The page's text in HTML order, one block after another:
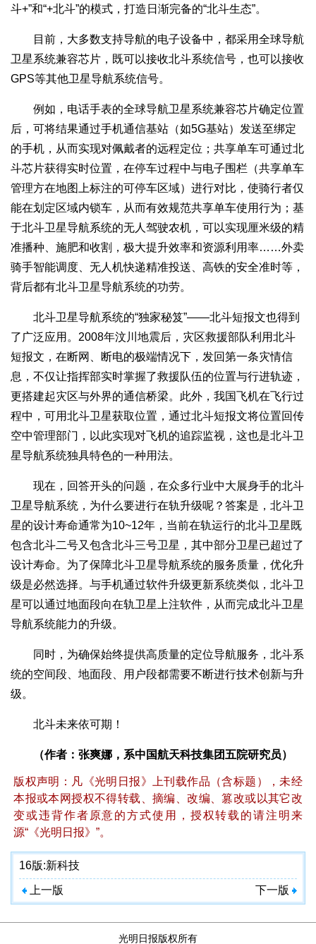
斗+”和“+北斗”的模式，打造日渐完备的“北斗生态”。
目前，大多数支持导航的电子设备中，都采用全球导航
卫星系统兼容芯片，既可以接收北斗系统信号，也可以接收
GPS等其他卫星导航系统信号。
例如，电话手表的全球导航卫星系统兼容芯片确定位置
后，可将结果通过手机通信基站（如5G基站）发送至绑定
的手机，从而实现对佩戴者的远程定位；共享单车可通过北
斗芯片获得实时位置，在停车过程中与电子围栏（共享单车
管理方在地图上标注的可停车区域）进行对比，使骑行者仅
能在划定区域内锁车，从而有效规范共享单车使用行为；基
于北斗卫星导航系统的无人驾驶农机，可以实现厘米级的精
准播种、施肥和收割，极大提升效率和资源利用率……外卖
骑手智能调度、无人机快递精准投送、高铁的安全准时等，
背后都有北斗卫星导航系统的功劳。
北斗卫星导航系统的“独家秘笈”——北斗短报文也得到
了广泛应用。2008年汶川地震后，灾区救援部队利用北斗
短报文，在断网、断电的极端情况下，发回第一条灾情信
息，不仅让指挥部实时掌握了救援队伍的位置与行进轨迹，
更搭建起灾区与外界的通信桥梁。此外，我国飞机在飞行过
程中，可用北斗卫星获取位置，通过北斗短报文将位置回传
空中管理部门，以此实现对飞机的追踪监视，这也是北斗卫
星导航系统独具特色的一种用法。
现在，回答开头的问题，在众多行业中大展身手的北斗
卫星导航系统，为什么要进行在轨升级呢？答案是，北斗卫
星的设计寿命通常为10~12年，当前在轨运行的北斗卫星既
包含北斗二号又包含北斗三号卫星，其中部分卫星已超过了
设计寿命。为了保障北斗卫星导航系统的服务质量，优化升
级是必然选择。与手机通过软件升级更新系统类似，北斗卫
星可以通过地面段向在轨卫星上注软件，从而完成北斗卫星
导航系统能力的升级。
同时，为确保始终提供高质量的定位导航服务，北斗系
统的空间段、地面段、用户段都需要不断进行技术创新与升
级。
北斗未来依可期！
（作者：张爽娜，系中国航天科技集团五院研究员）
版权声明：凡《光明日报》上刊载作品（含标题），未经
本报或本网授权不得转载、摘编、改编、篡改或以其它改
变或违背作者原意的方式使用，授权转载的请注明来
源“《光明日报》”。
16版:新科技
上一版 下一版
光明日报版权所有